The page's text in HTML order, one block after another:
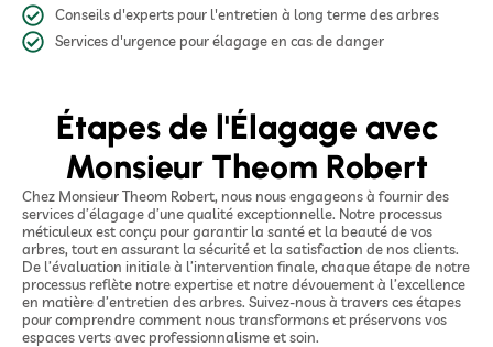
Conseils d'experts pour l'entretien à long terme des arbres
Services d'urgence pour élagage en cas de danger
Étapes de l'Élagage avec
Monsieur Theom Robert
Chez Monsieur Theom Robert, nous nous engageons à fournir des
services d’élagage d’une qualité exceptionnelle. Notre processus
méticuleux est conçu pour garantir la santé et la beauté de vos
arbres, tout en assurant la sécurité et la satisfaction de nos clients.
De l’évaluation initiale à l’intervention finale, chaque étape de notre
processus reflète notre expertise et notre dévouement à l’excellence
en matière d’entretien des arbres. Suivez-nous à travers ces étapes
pour comprendre comment nous transformons et préservons vos
espaces verts avec professionnalisme et soin.